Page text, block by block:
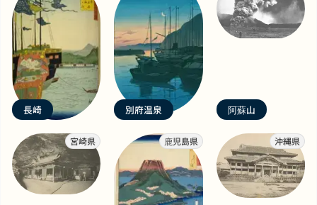
長崎 別府温泉 阿蘇山
宮崎県 鹿児島県 沖縄県